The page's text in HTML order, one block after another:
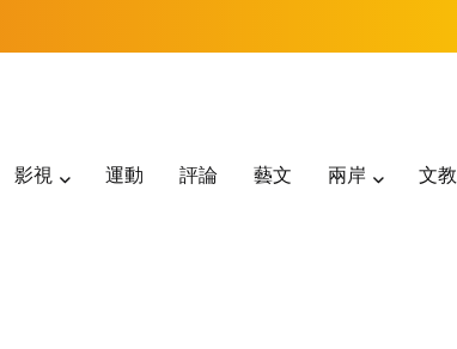
影視 運動 評論 藝文 兩岸 文教